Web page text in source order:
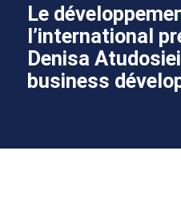
Le
l’international
Denisa
business